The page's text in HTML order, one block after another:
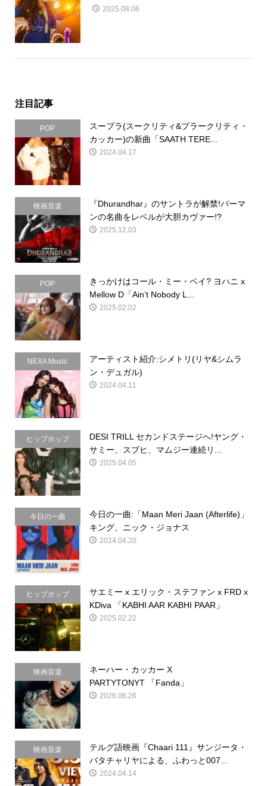
2025.08.06
注目記事
POP
スープラ(スークリティ&プラークリティ・
カッカー)の新曲「SAATH TERE...
2024.04.17
映画音楽
『Dhurandhar』のサントラが解禁!バーマ
ンの名曲をレベルが大胆カヴァー!?
2025.12.03
POP
きっかけはコール・ミー・ベイ? ヨハニ x
Mellow D「Ain’t Nobody L...
2025.02.02
NEXA Music
アーティスト紹介:シメトリ(リヤ&シムラ
ン・デュガル)
2024.04.11
ヒップホップ
DESI TRILL セカンドステージへ!ヤング・
サミー、スブヒ、マムジー連続リ...
2025.04.05
今日の一曲
今日の一曲:「Maan Meri Jaan (Afterlife)」
キング、ニック・ジョナス
2024.04.20
ヒップホップ
サエミー x エリック・ステファン x FRD x
KDiva 「KABHI AAR KABHI PAAR」
2025.02.22
映画音楽
ネーハー・カッカー X
PARTYTONYT 「Fanda」
2026.06.26
映画音楽
テルグ語映画『Chaari 111』サンジータ・
バタチャリヤによる、ふわっと007...
2024.04.14